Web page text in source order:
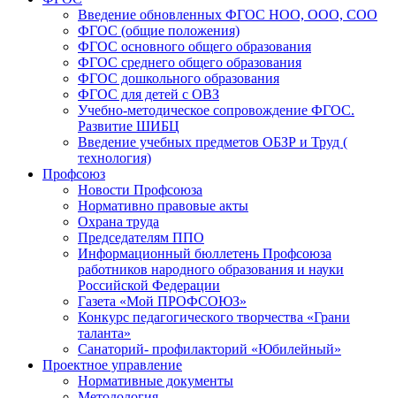
Введение обновленных ФГОС НОО, ООО, СОО
ФГОС (общие положения)
ФГОС основного общего образования
ФГОС среднего общего образования
ФГОС дошкольного образования
ФГОС для детей с ОВЗ
Учебно-методическое сопровождение ФГОС.
Развитие ШИБЦ
Введение учебных предметов ОБЗР и Труд (
технология)
Профсоюз
Новости Профсоюза
Нормативно правовые акты
Охрана труда
Председателям ППО
Информационный бюллетень Профсоюза
работников народного образования и науки
Российской Федерации
Газета «Мой ПРОФСОЮЗ»
Конкурс педагогического творчества «Грани
таланта»
Санаторий- профилакторий «Юбилейный»
Проектное управление
Нормативные документы